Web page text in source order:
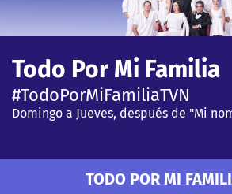
CASTING TVN VERTICAL
TVN VERTICAL
TVN PLAY
TELESERIES
Todo Por Mi Familia
#TodoPorMiFamiliaTVN
Domingo a Jueves, después de "Mi
TODO POR MI